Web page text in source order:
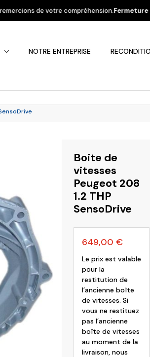
Fermeture d’étéNous vous
NOTRE ENTREPRISE
Kia
Boite de
vitesses
Peugeot 208
1.2 THP
SensoDrive
649,00 €
Le prix est valable
pour la
restitution de
l’ancienne boîte
de vitesses. Si
vous ne restituez
pas l’ancienne
boîte de vitesses
au moment de la
livraison, nous